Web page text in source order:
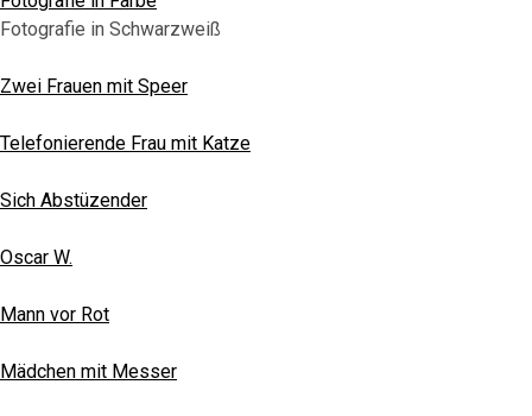
Fotografie in Schwarzweiß
Zwei Frauen mit Speer
Telefonierende Frau mit Katze
Sich Abstüzender
Oscar W.
Mann vor Rot
Mädchen mit Messer